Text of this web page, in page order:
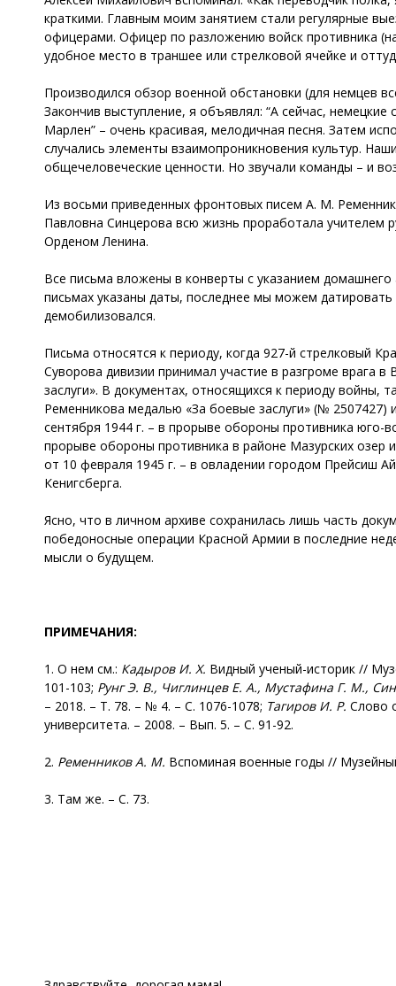
краткими. Главным моим занятием стали регулярные
офицерами. Офицер по разложению войск противника
удобное место в траншее или стрелковой ячейке и
Производился обзор военной обстановки (для немцев
Закончив выступление, я объявлял: “А сейчас,
Марлен” – очень красивая, мелодичная песня. Затем
случались элементы взаимопроникновения культур.
общечеловеческие ценности. Но звучали команды – и
Из восьми приведенных фронтовых писем А. М.
Павловна Синцерова всю жизнь проработала учителем
Орденом Ленина.
Все письма вложены в конверты с указанием
письмах указаны даты, последнее мы можем
демобилизовался.
Письма относятся к периоду, когда 927-й стрелковый
Суворова дивизии принимал участие в разгроме врага
заслуги». В документах, относящихся к периоду войны,
Ременникова медалью «За боевые заслуги» (№ 2507427)
сентября 1944 г. – в прорыве обороны противника юго-
прорыве обороны противника в районе Мазурских озер
от 10 февраля 1945 г. – в овладении городом Прейсиш
Кенигсберга.
Ясно, что в личном архиве сохранилась лишь часть
победоносные операции Красной Армии в последние
мысли о будущем.
ПРИМЕЧАНИЯ:
1. О нем см.: Кадыров И. Х. Видный ученый-историк //
101-103; РунгЭ. В., Чиглинцев Е. А., Мустафина Г. М.,
– 2018. – Т. 78. – № 4. – С. 1076-1078; Тагиров И. Р. Слово
университета. – 2008. – Вып. 5. – С. 91-92.
2. Ременников А. М. Вспоминая военные годы //
3. Там же. – С. 73.